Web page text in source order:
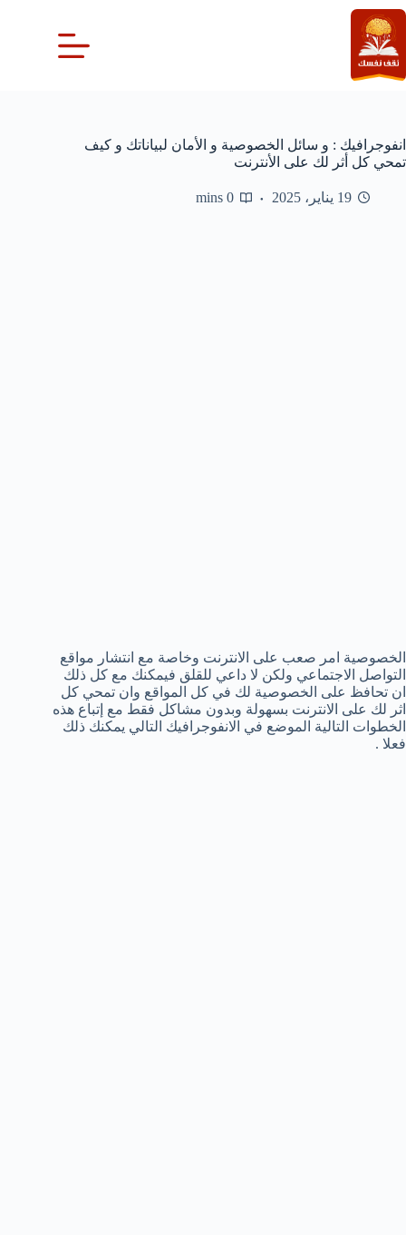
التجاوز
إلى
المحتوى
انفوجرافيك : و سائل الخصوصية و الأمان لبياناتك و كيف
تمحي كل أثر لك على الأنترنت
19 يناير، 2025 0 mins
الخصوصية امر صعب على الانترنت وخاصة مع انتشار مواقع
التواصل الاجتماعي ولكن لا داعي للقلق فيمكنك مع كل ذلك
ان تحافظ على الخصوصية لك في كل المواقع وان تمحي كل
اثر لك على الانترنت بسهولة وبدون مشاكل فقط مع إتباع هذه
الخطوات التالية الموضع في الانفوجرافيك التالي يمكنك ذلك
فعلا .